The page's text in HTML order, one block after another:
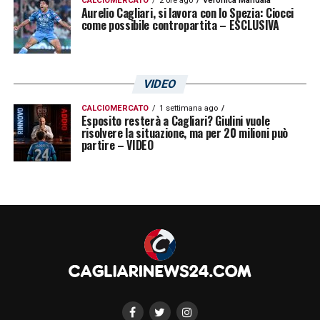
battaglia. Come sempre resto fiducioso che
i tre soggetti possano trovare domani il
LA PLAYLIST DELLE NOSTRE TOP NEWS
Aurelio Cagliari, si lavora con lo Spezia: Ciocci
come possibile contropartita – ESCLUSIVA
VIDEO
CALCIOMERCATO 1 settimana ago
Esposito resterà a Cagliari? Giulini vuole
risolvere la situazione, ma per 20 milioni può
partire – VIDEO